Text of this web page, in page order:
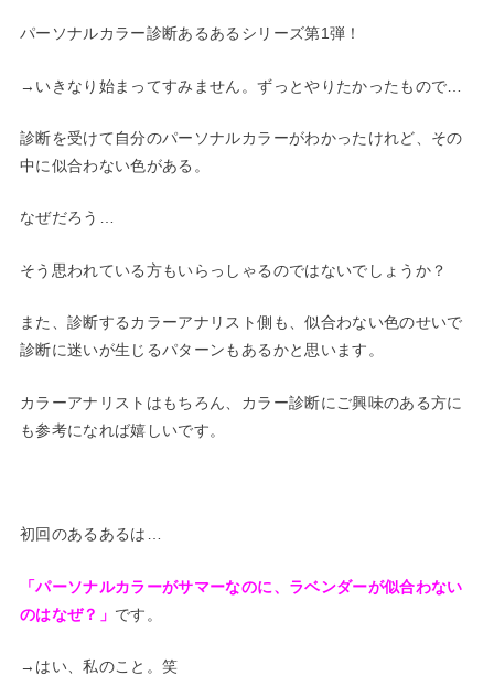
パーソナルカラー診断あるあるシリーズ第1弾！
→いきなり始まってすみません。ずっとやりたかったもので…
診断を受けて自分のパーソナルカラーがわかったけれど、その
中に似合わない色がある。
なぜだろう…
そう思われている方もいらっしゃるのではないでしょうか？
また、診断するカラーアナリスト側も、似合わない色のせいで
診断に迷いが生じるパターンもあるかと思います。
カラーアナリストはもちろん、カラー診断にご興味のある方に
も参考になれば嬉しいです。
初回のあるあるは…
「パーソナルカラーがサマーなのに、ラベンダーが似合わない
のはなぜ？」 です。
→はい、私のこと。笑